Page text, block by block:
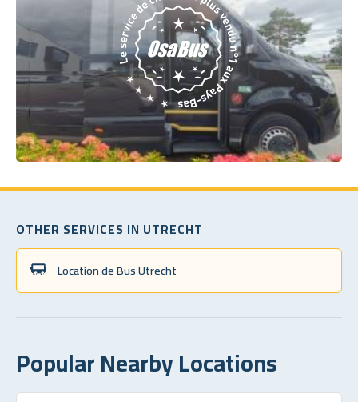
OTHER SERVICES IN UTRECHT
Location de Bus Utrecht
Popular Nearby Locations